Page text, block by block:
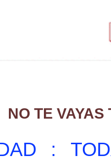
NO TE
: